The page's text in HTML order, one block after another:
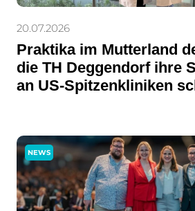
20.07.2026
Praktika im Mutterland
die TH Deggendorf ihre
an US-Spitzenkliniken
NEWS